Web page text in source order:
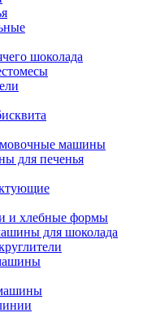
шоколада
машины
для печенья
и хлебные формы
для шоколада